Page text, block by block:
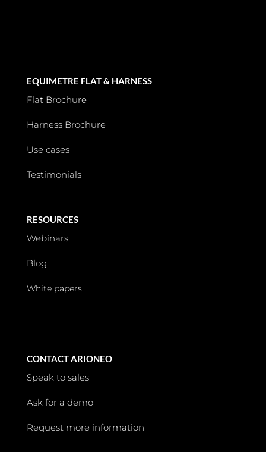
EQUIMETRE FLAT & HARNESS
Flat Brochure
Harness Brochure
Use cases
Testimonials
RESOURCES
Webinars
Blog
White papers
CONTACT ARIONEO
Speak to sales
Ask for a demo
Request more information